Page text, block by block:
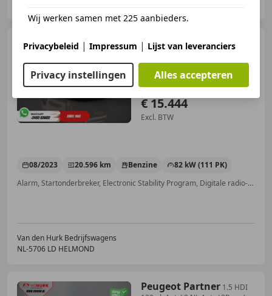
Peugeot Partner(Citroen
Berlingo) 1.2 PureTech 110 pk
BENZINE Air
€ 15.444
Excl. BTW
08/2023 20.596 km Benzine
82 kW (111 PK)
Alarm, Startonderbreker, Electronic Stability Program, Digitale radio-ontvangst, Armsteun, Elektrisch verstelbare buitenspiegels, Cruise control, Boordcomputer
Van den Hurk Bedrijfswagens
NL-5706 LD HELMOND
Peugeot Partner 1.5 HDI
Wij werken samen met 225 aanbieders.
Privacybeleid | Impressum | Lijst van leveranciers
Privacy instellingen Alles accepteren